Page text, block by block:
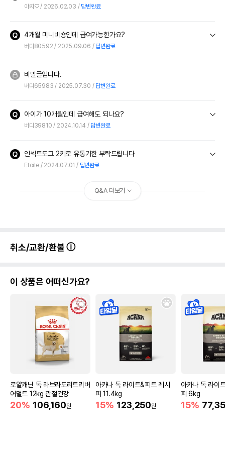
야지♡ 2026.02.03 답변완료
4개월 미니비숑인데 급여가능한가요?
버디80592 2025.09.06 답변완료
비밀글입니다.
버디65983 2025.07.30 답변완료
아이가 10개월인데 급여해도 되나요?
버디39810 2024.10.14 답변완료
인섹트도그 2키로 유통기한 부탁드립니다
Etoile 2024.07.01 답변완료
Q&A 더보기
취소/교환/환불
이 상품은 어떠신가요?
로얄캐닌 독 라브라도리트리버
어덜트 12kg 관절건강
20% 106,160원
아카나 독 라이트&피트 레시
피 11.4kg
15% 123,250원
아카나 독 라이
피 6kg
15%